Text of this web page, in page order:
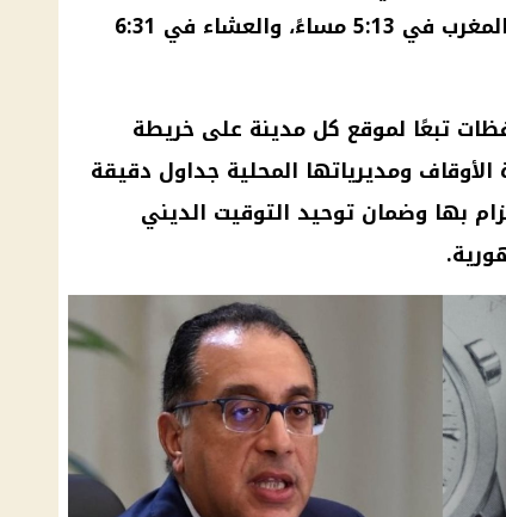
الثانية و49 دقيقة بعد الظهر، والمغرب في 5:13 مساءً، والعشاء في 6:31
تبعًا لموقع كل مدينة على خريطة
ومديرياتها المحلية جداول دقيقة
بها وضمان توحيد التوقيت الديني